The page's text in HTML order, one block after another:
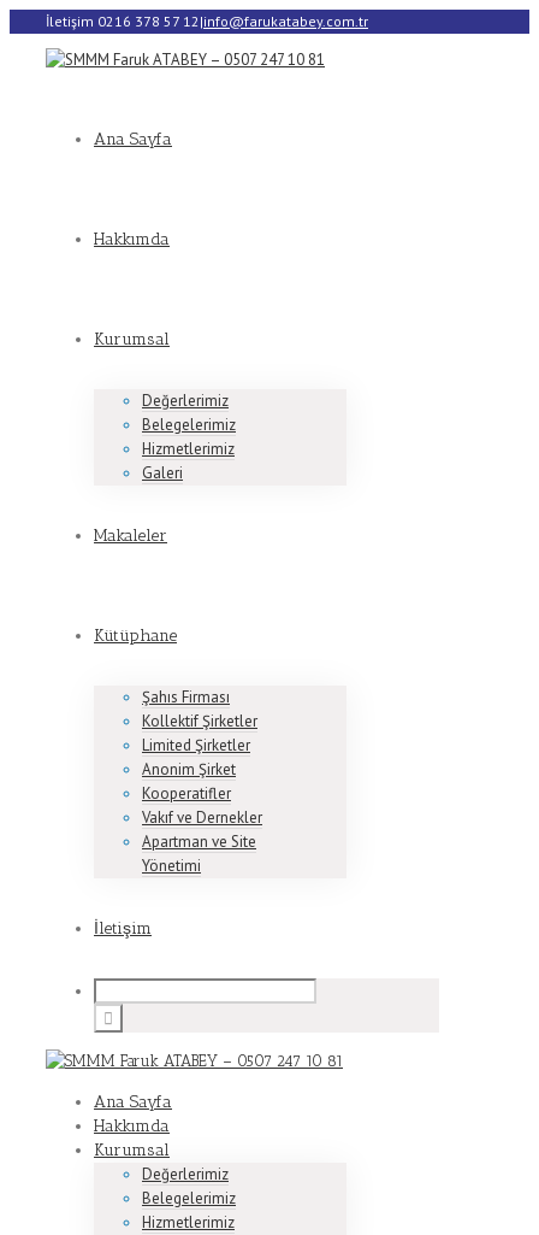
İletişim 0216 378 57 12|info@farukatabey.com.tr
Ana Sayfa
Hakkımda
Kurumsal
Değerlerimiz
Belegelerimiz
Hizmetlerimiz
Galeri
Makaleler
Kütüphane
Şahıs Firması
Kollektif Şirketler
Limited Şirketler
Anonim Şirket
Kooperatifler
Vakıf ve Dernekler
Apartman ve Site
Yönetimi
İletişim
Ana Sayfa
Hakkımda
Kurumsal
Değerlerimiz
Belegelerimiz
Hizmetlerimiz